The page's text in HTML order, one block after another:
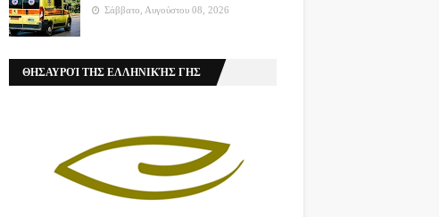
Σάββατο, Αυγούστου 08, 2026
ΘΗΣΑΥΡΟΊ ΤΗΣ ΕΛΛΗΝΙΚΉΣ ΓΗΣ